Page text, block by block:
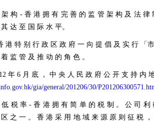
构 - 香 港 拥 有 完 善 的 监 管 架 构 及 法
达 至 国 际 水 平。
港 特 别 行 政 区 政 府 一 向 提 倡 及 实 行 「
监 管 及 推 动 的 角 色 。
年 6 月 底 ， 中 央 人 民 政 府 公 开 支 持 内
gia/general/201206/30/
税 率 - 香 港 拥 有 简 单 的 税 制 。 公 司 利
之 一 。 香 港 采 用 地 域 来 源 原 则 征 税